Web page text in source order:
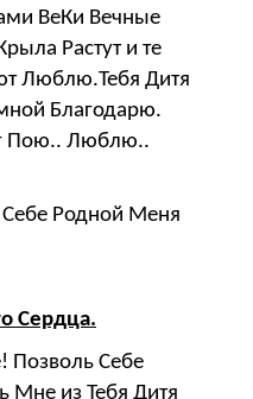
ВеКи Вечные
Растут и те
Люблю.Тебя Дитя
Благодарю.
Пою.. Люблю..
Родной Меня
Сердца.
Позволь Себе
Мне из Тебя Дитя